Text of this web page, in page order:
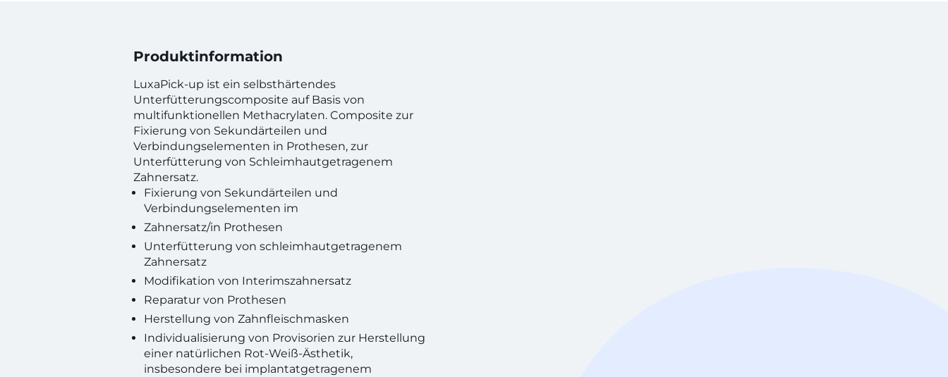
Produktinformation
LuxaPick-up ist ein selbsthärtendes
Unterfütterungscomposite auf Basis von
multifunktionellen Methacrylaten. Composite zur
Fixierung von Sekundärteilen und
Verbindungselementen in Prothesen, zur
Unterfütterung von Schleimhautgetragenem
Zahnersatz.
Fixierung von Sekundärteilen und
Verbindungselementen im
Zahnersatz/in Prothesen
Unterfütterung von schleimhautgetragenem
Zahnersatz
Modifikation von Interimszahnersatz
Reparatur von Prothesen
Herstellung von Zahnfleischmasken
Individualisierung von Provisorien zur Herstellung
einer natürlichen Rot-Weiß-Ästhetik,
insbesondere bei implantatgetragenem